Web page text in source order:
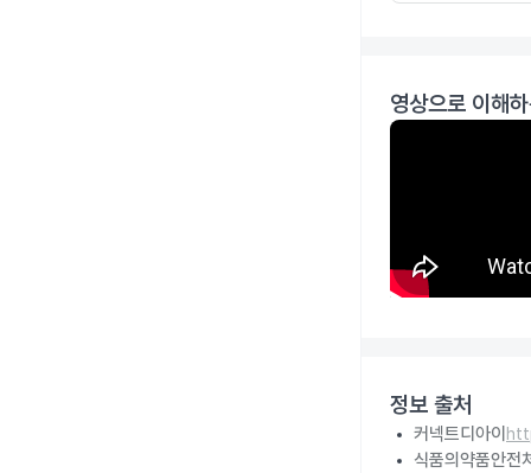
영상으로 이해
정보 출처
커넥트디아이
식품의약품안전